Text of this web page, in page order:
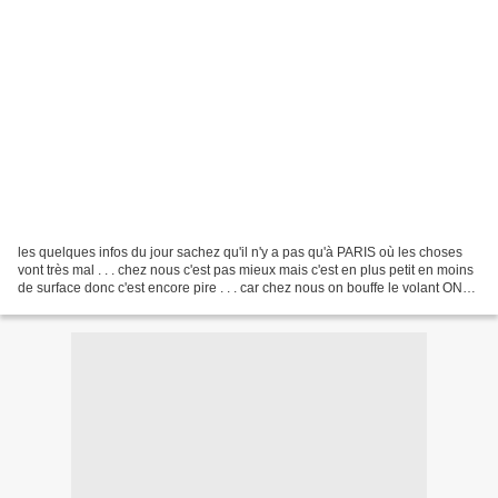
les quelques infos du jour sachez qu'il n'y a pas qu'à PARIS où les choses
vont très mal . . . chez nous c'est pas mieux mais c'est en plus petit en moins
de surface donc c'est encore pire . . . car chez nous on bouffe le volant ON